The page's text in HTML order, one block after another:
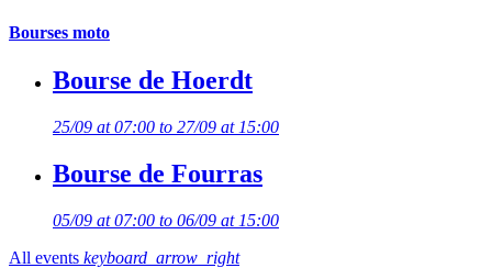
Bourses moto
Bourse de Hoerdt
25/09 at 07:00 to 27/09 at 15:00
Bourse de Fourras
05/09 at 07:00 to 06/09 at 15:00
All events keyboard_arrow_right